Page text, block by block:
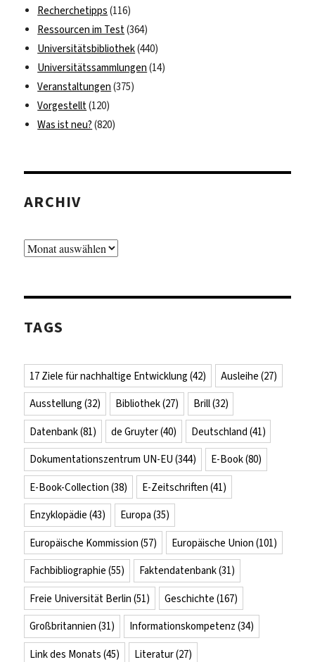
Recherchetipps (116)
Ressourcen im Test(364)
Universitätsbibliothek(440)
Universitätssammlungen (14)
Veranstaltungen (375)
Vorgestellt(120)
Was ist neu? (820)
ARCHIV
Archiv
TAGS
17 Ziele für nachhaltige Entwicklung (42) Ausleihe (27)
Ausstellung (32) Bibliothek(27) Brill(32)
Datenbank(81) de Gruyter(40) Deutschland (41)
Dokumentationszentrum UN-EU (344) E-Book(80)
E-Book-Collection (38) E-Zeitschriften (41)
Enzyklopädie (43) Europa (35)
Europäische Kommission (57) Europäische Union (101)
Fachbibliographie (55) Faktendatenbank(31)
Freie Universität Berlin (51) Geschichte (167)
Großbritannien (31) Informationskompetenz (34)
Link des Monats (45) Literatur(27)